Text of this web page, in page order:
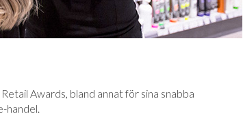
Awards, bland annat för sina snabba
handel.